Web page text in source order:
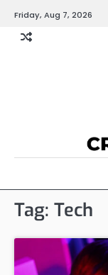
content
Friday, Aug 7, 2026
Tag: Tech